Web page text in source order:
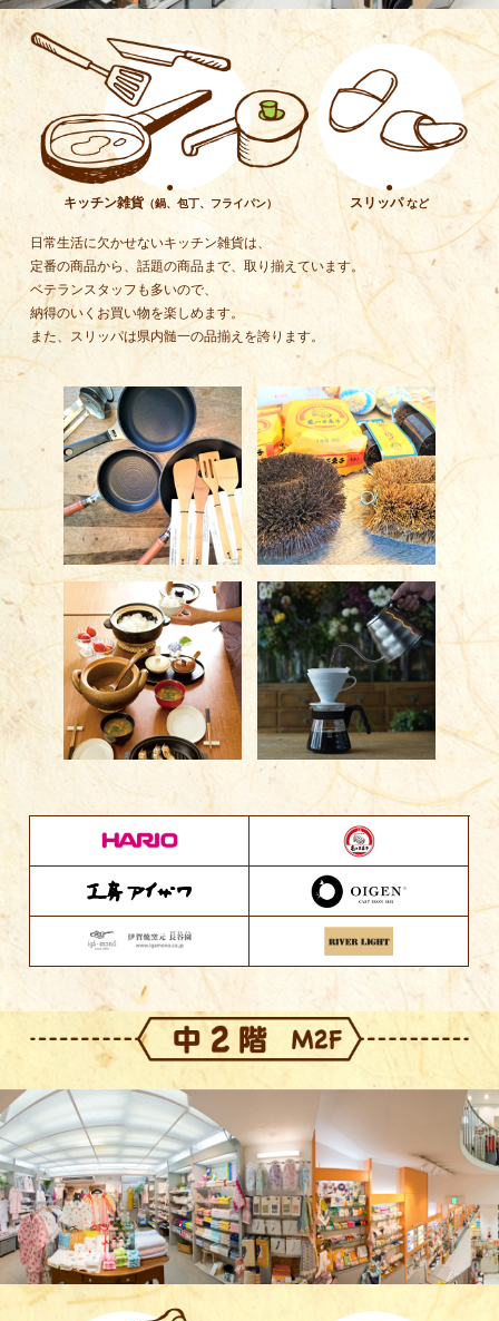
●
キッチン雑貨（鍋、包丁、フライパン）
●
スリッパなど
日常生活に欠かせないキッチン雑貨は、
定番の商品から、話題の商品まで、取り揃えています。
ベテランスタッフも多いので、
納得のいくお買い物を楽しめます。
また、スリッパは県内髄一の品揃えを誇ります。